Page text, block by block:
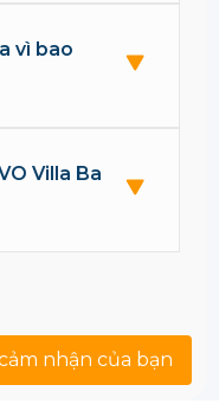
vì bao
Villa Ba
nhận của bạn